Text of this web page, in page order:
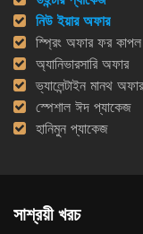
নিউ ইয়ার অফার
স্প্রিং অফার ফর কাপল
অ্যানিভারসারি অফার
ভ্যালেন্টাইন মানথ
স্পেশাল ঈদ প্যাকেজ
হানিমুন প্যাকেজ
সাশ্রয়ী খরচ